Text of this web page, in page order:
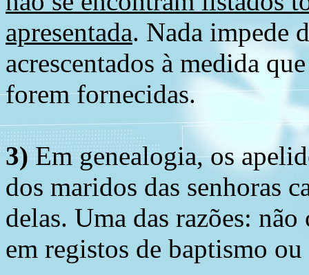
apresentada. Nada impede
acrescentados à medida
forem fornecidas.
3) Em genealogia, os
dos maridos das senhoras
delas. Uma das razões:
em registos de baptismo